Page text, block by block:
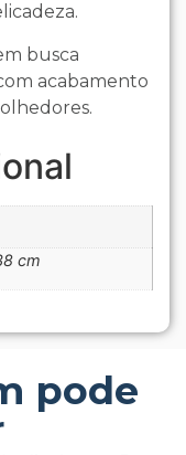
busca
acabamento
cm
pode